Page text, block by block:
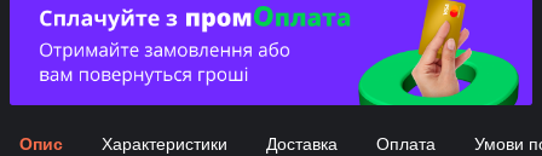
Опис Характеристики Доставка Оплата Умови